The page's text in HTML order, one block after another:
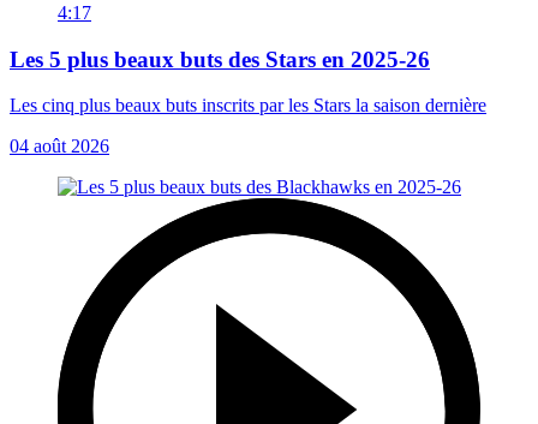
4:17
Les 5 plus beaux buts des Stars en 2025-26
Les cinq plus beaux buts inscrits par les Stars la saison dernière
04 août 2026